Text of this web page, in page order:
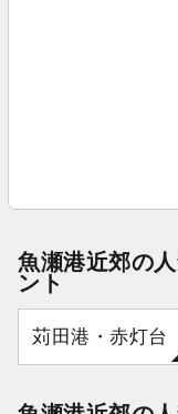
魚瀬港近郊の
ント
苅田港・赤灯台